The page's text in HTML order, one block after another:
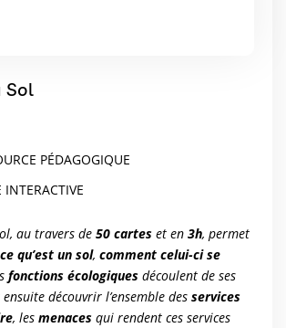
Sol
PÉDAGOGIQUE
INTERACTIVE
au travers de 50 cartes et en 3h, permet
ce qu’est un sol, comment celui-ci se
fonctions écologiques découlent de ses
découvrir l’ensemble des services
, les menaces qui rendent ces services